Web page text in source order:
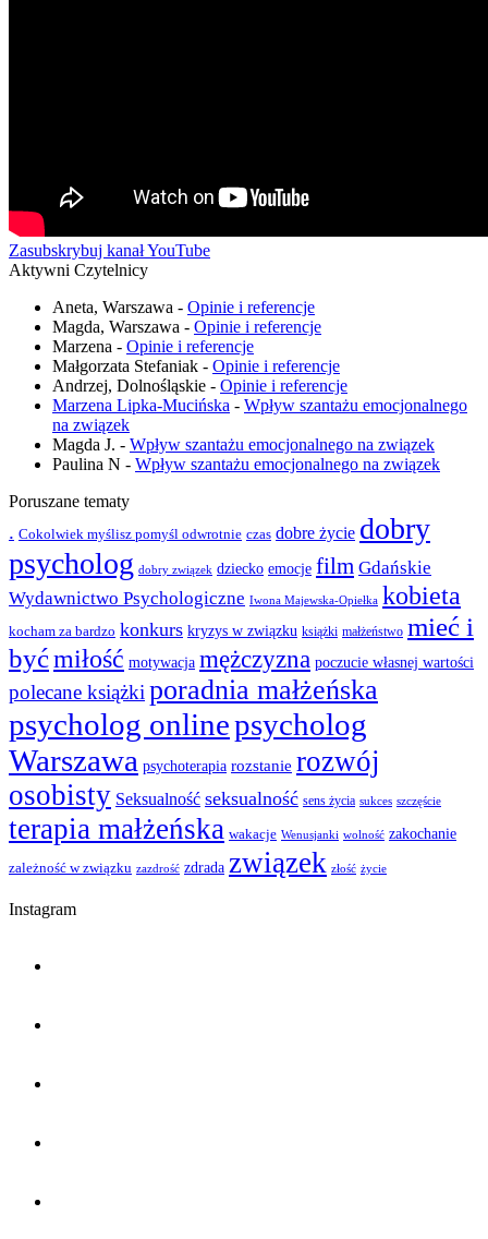
Zasubskrybuj kanał YouTube
Aktywni Czytelnicy
Aneta, Warszawa - Opinie i referencje
Magda, Warszawa - Opinie i referencje
Marzena - Opinie i referencje
Małgorzata Stefaniak - Opinie i referencje
Andrzej, Dolnośląskie - Opinie i referencje
Marzena Lipka-Mucińska - Wpływ szantażu emocjonalnego
na związek
Magda J. - Wpływ szantażu emocjonalnego na związek
Paulina N - Wpływ szantażu emocjonalnego na związek
Poruszane tematy
. Cokolwiek myślisz pomyśl odwrotnie czas dobre życie dobry
psycholog dobry związek dziecko emocje film Gdańskie
Wydawnictwo Psychologiczne Iwona Majewska-Opiełka kobieta
kocham za bardzo konkurs kryzys w związku książki małżeństwo mieć i
byćmiłość motywacja mężczyzna poczucie własnej wartości
polecane książkiporadnia małżeńska
psycholog onlinepsycholog
Warszawa psychoterapia rozstanie rozwój
osobisty Seksualność seksualność sens życia sukces szczęście
terapia małżeńska wakacje Wenusjanki wolność zakochanie
zależność w związku zazdrość zdrada związek złość życie
Instagram